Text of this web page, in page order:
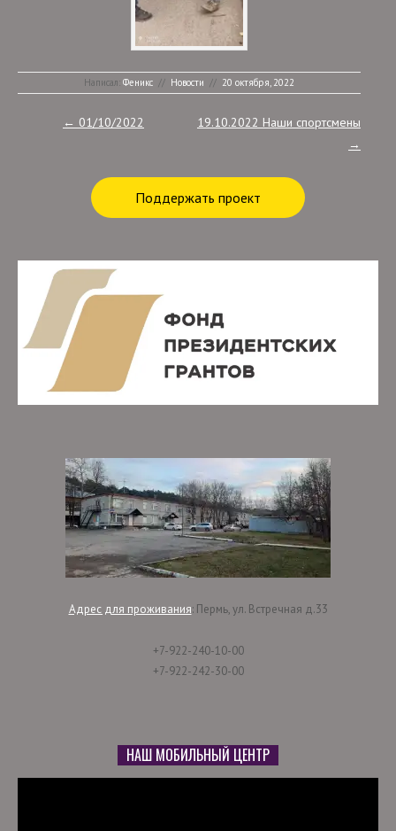
Написал: Феникс // Новости // 20 октября, 2022
Post navigation
← 01/10/2022
19.10.2022 Наши спортсмены
→
Поддержать проект
Адрес для проживания: Пермь, ул. Встречная д.33
+7-922-240-10-00
+7-922-242-30-00
НАШ МОБИЛЬНЫЙ ЦЕНТР